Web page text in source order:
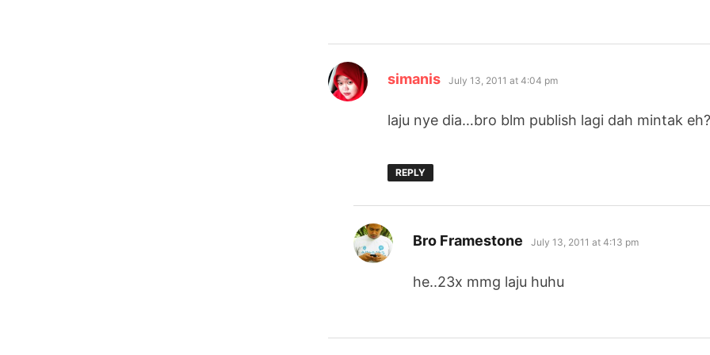
simanis says:
July 13, 2011 at 4:04 pm
laju nye dia…bro blm publish lagi dah mintak
REPLY
Bro Framestone says:
July 13, 2011 at 4:13 pm
he..23x mmg laju huhu